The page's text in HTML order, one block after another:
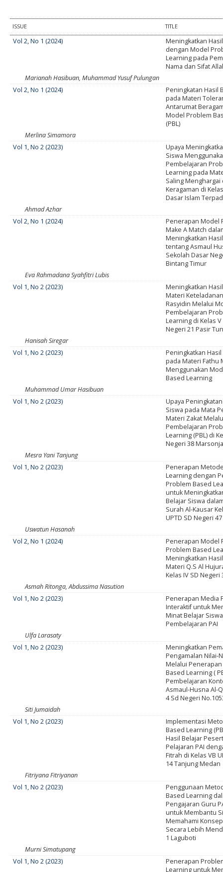
ISSUE TITLE
Vol 2, No 1 (2024)
Meningkatkan
dengan Model
Learning pada
Nama dan Sifat
Marianah Hasibuan, Muhammad Yusuf Pulungan
Vol 2, No 1 (2024)
Peningkatan Hasil
pada Materi
Antarumat
Model Problem
(PBL)
Merlina Simamora
Vol 1, No 2 (2023)
Upaya
Siswa
Pembelajaran
Learning pada
Saling Menghargai
Keragaman di
Dasar Islam
Ahmad Azhar
Vol 2, No 1 (2024)
Penerapan Model
Make A Match
Meningkatkan
tentang Asmaul
Sekolah Dasar
Bintang Timur
Eva Rahmadana Syahfitri Lubis
Vol 1, No 2 (2023)
Meningkatkan
Materi
Rasyidin Melalui
Pembelajaran
Learning di Kelas V
Negeri 21 Pasir
Hanisah Siregar
Vol 1, No 2 (2023)
Peningkatkan
pada Materi Fathu
Menggunakan
Based Learning
Muhammad Umar Hasibuan
Vol 1, No 2 (2023)
Upaya
Siswa pada Mata
Materi Zakat
Pembelajaran
Learning (PBL) di
Negeri 38
Mesra Yani Tanjung
Vol 1, No 2 (2023)
Penerapan
Learning dengan
Problem Based
untuk
Belajar Siswa
Surah Al-Kausar
UPTD SD Negeri
Uswatun Hasanah
Vol 2, No 1 (2024)
Penerapan Model
Problem Based
Meningkatkan
Materi Q.S Al
Kelas IV SD
Asmah Ritonga, Abdussima Nasution
Vol 1, No 2 (2023)
Penerapan Media
Interaktif untuk
Minat Belajar
Pembelajaran PAI
Ulfa Larasaty
Vol 1, No 2 (2023)
Meningkatkan
Pengamalan Nilai-
Melalui
Based Learning (
Pembelajaran
Asmaul-Husna Al-
4 Sd Negeri
Siti Jumaidah
Vol 1, No 2 (2023)
Implementasi
Based Learning
Hasil Belajar
Pelajaran PAI
Fitrah di Kelas VB
14 Tanjung Medan
Fitriyana Fitriyanan
Vol 1, No 2 (2023)
Penggunaan
Based Learning
Pengajaran Guru
untuk Membantu
Memahami
Secara Lebih
1 Laguboti
Murni Simatupang
Vol 1, No 2 (2023)
Penerapan
Learning untuk